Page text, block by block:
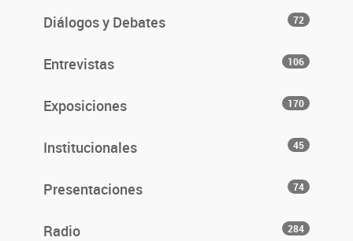
Diálogos y Debates 72
Entrevistas 106
Exposiciones 170
Institucionales 45
Presentaciones 74
Radio 284